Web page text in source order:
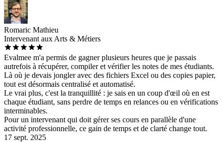
Romaric Mathieu
Intervenant aux Arts & Métiers
Evalmee m'a permis de gagner plusieurs heures que je passais
autrefois à récupérer, compiler et vérifier les notes de mes étudiants.
Là où je devais jongler avec des fichiers Excel ou des copies papier,
tout est désormais centralisé et automatisé.
Le vrai plus, c'est la tranquillité : je sais en un coup d'œil où en est
chaque étudiant, sans perdre de temps en relances ou en vérifications
interminables.
Pour un intervenant qui doit gérer ses cours en parallèle d'une
activité professionnelle, ce gain de temps et de clarté change tout.
17 sept. 2025